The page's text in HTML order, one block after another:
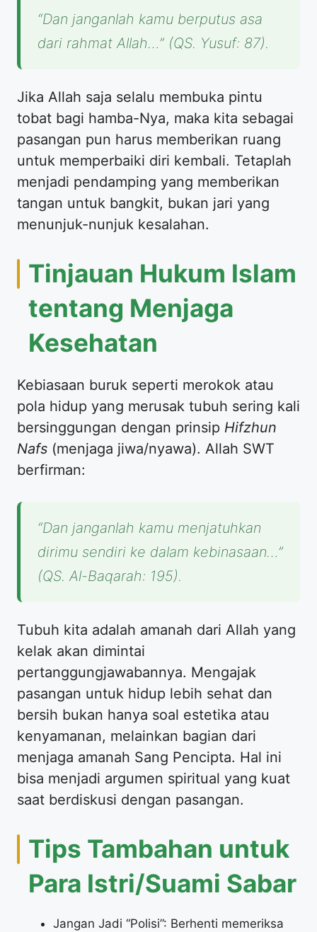
“Dan janganlah kamu berputus asa
dari rahmat Allah…” (QS. Yusuf: 87).
Jika Allah saja selalu membuka pintu
tobat bagi hamba-Nya, maka kita sebagai
pasangan pun harus memberikan ruang
untuk memperbaiki diri kembali. Tetaplah
menjadi pendamping yang memberikan
tangan untuk bangkit, bukan jari yang
menunjuk-nunjuk kesalahan.
Tinjauan Hukum Islam
tentang Menjaga
Kesehatan
Kebiasaan buruk seperti merokok atau
pola hidup yang merusak tubuh sering kali
bersinggungan dengan prinsip Hifzhun
Nafs (menjaga jiwa/nyawa). Allah SWT
berfirman:
“Dan janganlah kamu menjatuhkan
dirimu sendiri ke dalam kebinasaan…”
(QS. Al-Baqarah: 195).
Tubuh kita adalah amanah dari Allah yang
kelak akan dimintai
pertanggungjawabannya. Mengajak
pasangan untuk hidup lebih sehat dan
bersih bukan hanya soal estetika atau
kenyamanan, melainkan bagian dari
menjaga amanah Sang Pencipta. Hal ini
bisa menjadi argumen spiritual yang kuat
saat berdiskusi dengan pasangan.
Tips Tambahan untuk
Para Istri/Suami Sabar
Jangan Jadi “Polisi”: Berhenti memeriksa